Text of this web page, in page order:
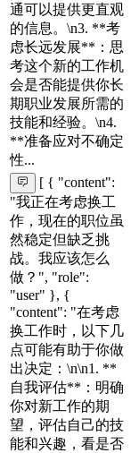
通可以提供更直观
的信息。\n3. **考
虑长远发展**：思
考这个新的工作机
会是否能提供你长
期职业发展所需的
技能和经验。\n4.
**准备应对不确定
性...
[ { "content":
"我正在考虑换工
作，现在的职位虽
然稳定但缺乏挑
战。我应该怎么
做？", "role":
"user" }, {
"content": "在考虑
换工作时，以下几
点可能有助于你做
出决定：\n\n1. **
自我评估**：明确
你对新工作的期
望，评估自己的技
能和兴趣，看是否